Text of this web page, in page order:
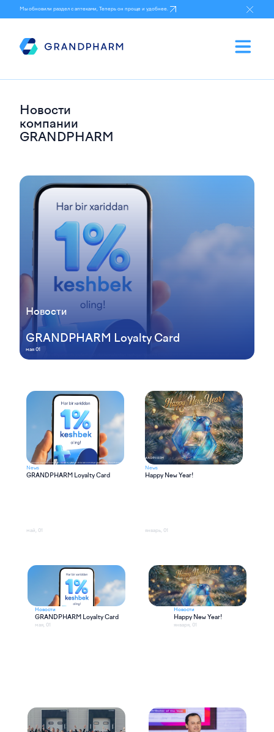
Мы обновили раздел с аптеками, Теперь он проще и удобнее.
Новости
компании
GRANDPHARM
Новости
GRANDPHARM Loyalty Card
мая 01
News
GRANDPHARM Loyalty Card
май, 01
News
Happy New Year!
январь, 01
Новости
GRANDPHARM Loyalty Card
мая, 01
Новости
Happy New Year!
января, 01